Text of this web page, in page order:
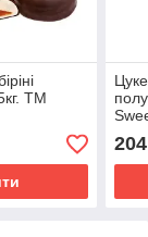
ТМ
204